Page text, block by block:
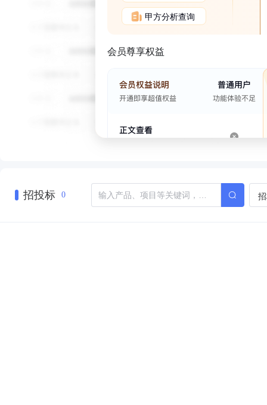
甲方分析查询
会员尊享权益
招投标 0